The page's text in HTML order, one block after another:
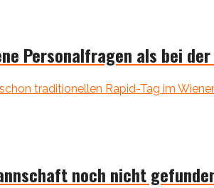
Personalfragen als bei
traditionellen Rapid-Tag im
noch nicht